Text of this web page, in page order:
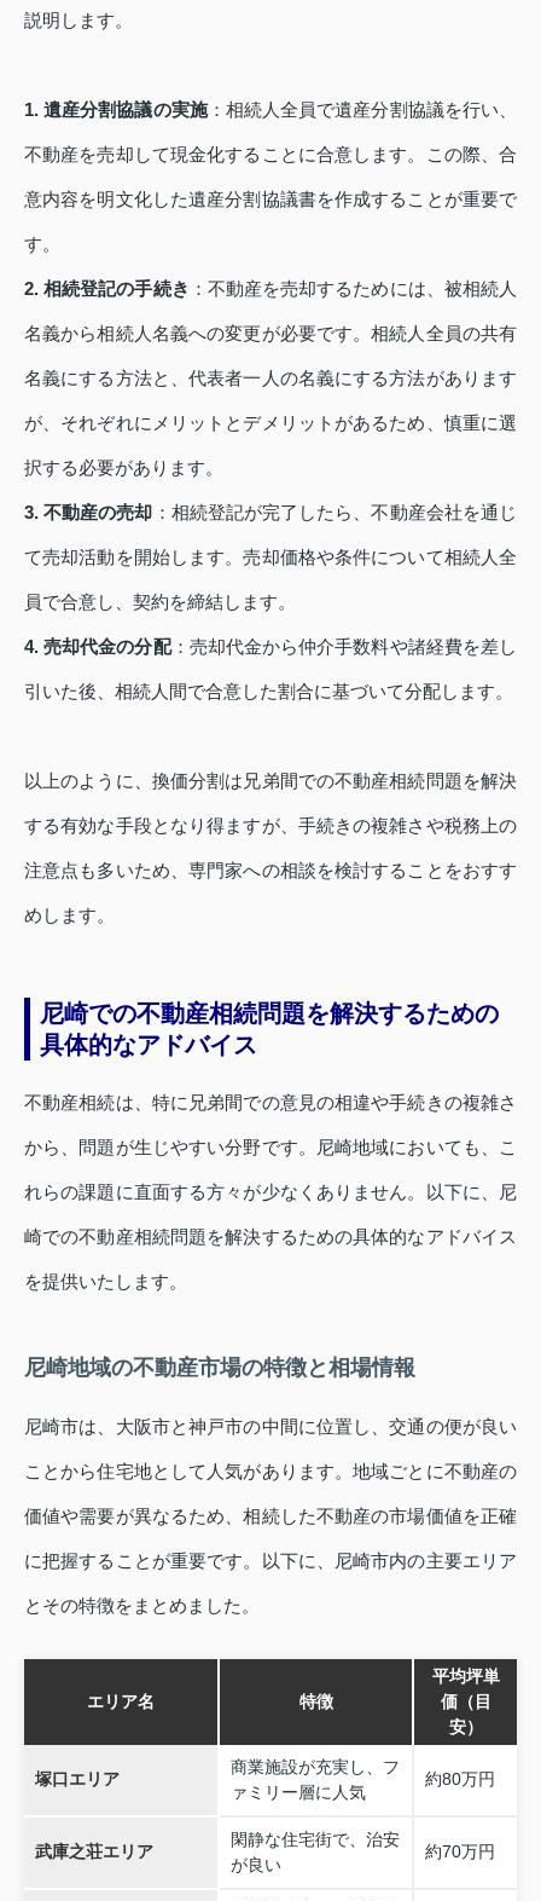
説明します。
1. 遺産分割協議の実施：相続人全員で遺産分割協議を行い、
不動産を売却して現金化することに合意します。この際、合
意内容を明文化した遺産分割協議書を作成することが重要で
す。
2. 相続登記の手続き ：不動産を売却するためには、被相続人
名義から相続人名義への変更が必要です。相続人全員の共有
名義にする方法と、代表者一人の名義にする方法があります
が、それぞれにメリットとデメリットがあるため、慎重に選
択する必要があります。
3. 不動産の売却 ：相続登記が完了したら、不動産会社を通じ
て売却活動を開始します。売却価格や条件について相続人全
員で合意し、契約を締結します。
4. 売却代金の分配：売却代金から仲介手数料や諸経費を差し
引いた後、相続人間で合意した割合に基づいて分配します。
以上のように、換価分割は兄弟間での不動産相続問題を解決
する有効な手段となり得ますが、手続きの複雑さや税務上の
注意点も多いため、専門家への相談を検討することをおすす
めします。
尼崎での不動産相続問題を解決するための
具体的なアドバイス
不動産相続は、特に兄弟間での意見の相違や手続きの複雑さ
から、問題が生じやすい分野です。尼崎地域においても、こ
れらの課題に直面する方々が少なくありません。以下に、尼
崎での不動産相続問題を解決するための具体的なアドバイス
を提供いたします。
尼崎地域の不動産市場の特徴と相場情報
尼崎市は、大阪市と神戸市の中間に位置し、交通の便が良い
ことから住宅地として人気があります。地域ごとに不動産の
価値や需要が異なるため、相続した不動産の市場価値を正確
に把握することが重要です。以下に、尼崎市内の主要エリア
とその特徴をまとめました。
エリア名 特徴
平均坪単
価（目
安）
塚口エリア
商業施設が充実し、フ
ァミリー層に人気
約80万円
武庫之荘エリア
閑静な住宅街で、治安
が良い
約70万円